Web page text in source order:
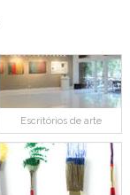
Escritórios de arte